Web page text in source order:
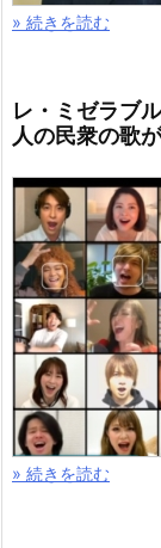
» 続きを読む
レ・ミゼラブ
人の民衆の歌が
» 続きを読む